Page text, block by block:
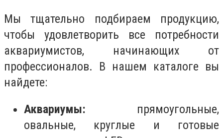
Мы тщательно подбираем продукцию,
чтобы удовлетворить все потребности
аквариумистов, начинающих от
профессионалов. В нашем каталоге вы
найдете:
Аквариумы: прямоугольные,
овальные, круглые и готовые